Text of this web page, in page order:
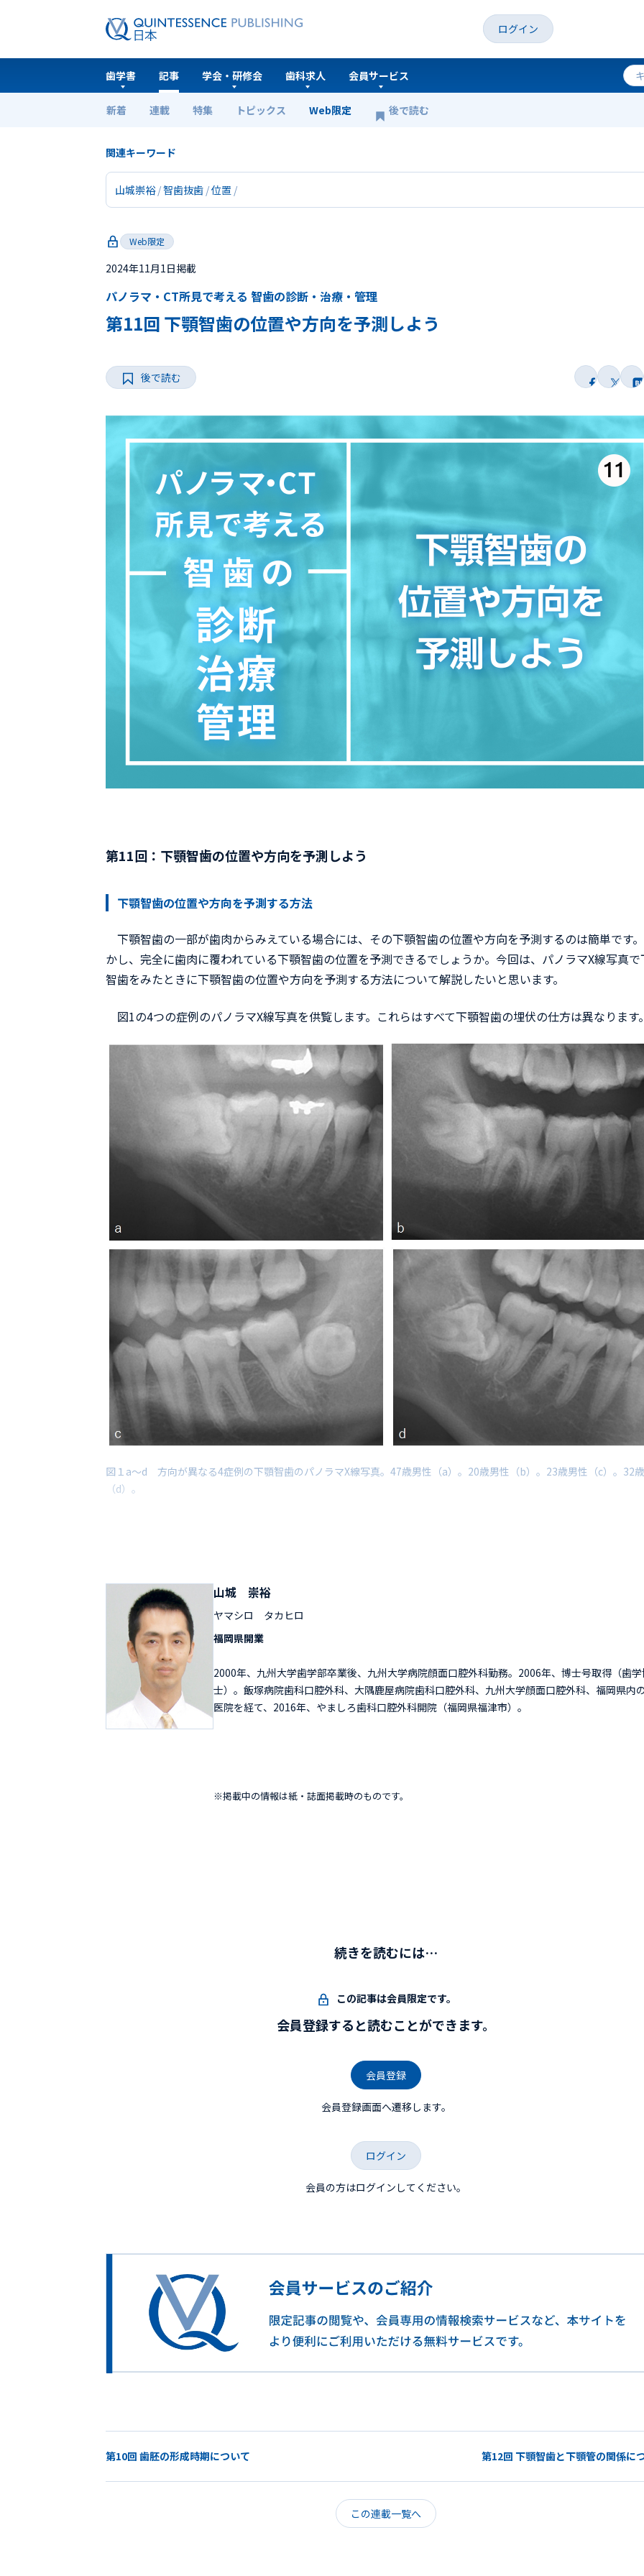
ログイン
歯学書 記事
新着 連載 特集 トピックス Web限定 後で読む
学会・研修会 歯科求人 会員サービス
ホーム Web限定 第11回 下顎智歯の位置や方向を予測しよう
関連キーワード
山城崇裕 智歯抜歯 位置
Web限定
2024年11月1日掲載
パノラマ・CT所見で考える 智歯の診断・治療・管理
第11回 下顎智歯の位置や方向を予測しよう
後で読む
第11回：下顎智歯の位置や方向を予測しよう
下顎智歯の位置や方向を予測する方法
下顎智歯の一部が歯肉からみえている場合には、その下顎智歯の位置や方向を予測するのは簡単です
かし、完全に歯肉に覆われている下顎智歯の位置を予測できるでしょうか。今回は、パノラマX線写真で
智歯をみたときに下顎智歯の位置や方向を予測する方法について解説したいと思います。
図1の4つの症例のパノラマX線写真を供覧します。これらはすべて下顎智歯の埋伏の仕方は異なります
図１a～d 方向が異なる4症例の下顎智歯のパノラマX線写真。47歳男性（a）。20歳男性（b）。23歳男性（c）。32
（d）。
山城 崇裕
ヤマシロ タカヒロ
福岡県開業
2000年、九州大学歯学部卒業後、九州大学病院顔面口腔外科勤務。2006年、博士号取得（歯
士）。飯塚病院歯科口腔外科、大隅鹿屋病院歯科口腔外科、九州大学顔面口腔外科、福岡県内
医院を経て、2016年、やましろ歯科口腔外科開院（福岡県福津市）。
※掲載中の情報は紙・誌面掲載時のものです。
続きを読むには…
この記事は会員限定です。
会員登録すると読むことができます。
会員登録
会員登録画面へ遷移します。
ログイン
会員の方はログインしてください。
第10回 歯胚の形成時期について 第12回 下顎智歯と下顎管の関係に
この連載一覧へ